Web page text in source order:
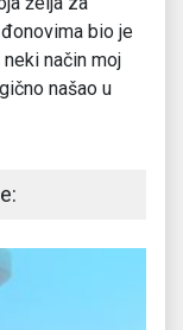
bio je
način moj
našao u